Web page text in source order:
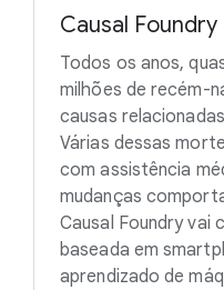
Causal Foundry
Todos os anos,
milhões de recém-
causas
Várias dessas
com assistência
mudanças
Causal Foundry vai
baseada em
aprendizado de